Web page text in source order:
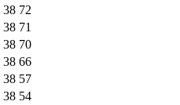
38 72
38 71
38 70
38 66
38 57
38 54